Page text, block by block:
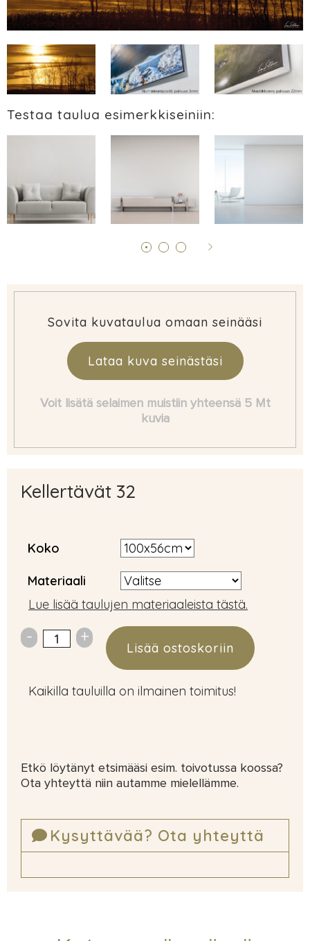
Testaa taulua esimerkkiseiniin:
Sovita kuvataulua omaan seinääsi
Lataa kuva seinästäsi
Voit lisätä selaimen muistiin yhteensä 5 Mt
kuvia
Kellertävät 32
Koko
Materiaali
Lue lisää taulujen materiaaleista tästä.
Lisää ostoskoriin
Kaikilla tauluilla on ilmainen toimitus!
Etkö löytänyt etsimääsi esim. toivotussa koossa?
Ota yhteyttä niin autamme mielellämme.
Kysyttävää? Ota yhteyttä